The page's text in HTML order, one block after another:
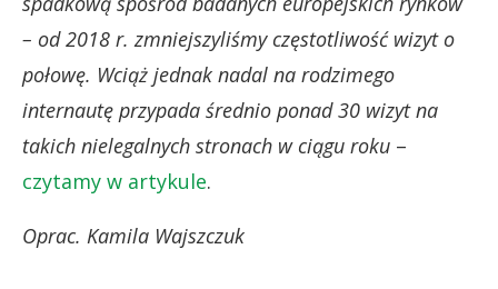
– od 2018 r. zmniejszyliśmy częstotliwość wizyt o
połowę. Wciąż jednak nadal na rodzimego
internautę przypada średnio ponad 30 wizyt na
takich nielegalnych stronach w ciągu roku –
czytamy w artykule.
Oprac. Kamila Wajszczuk